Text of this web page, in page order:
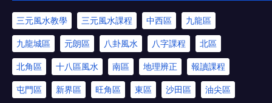
三元風水教學 三元風水課程 中西區 九龍區
九龍城區 元朗區 八卦風水 八字課程 北區
北角區 十八區風水 南區 地理辨正 報讀課程
屯門區 新界區 旺角區 東區 沙田區 油尖區